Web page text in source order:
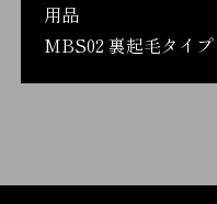
用品
MBS02 裏起毛タイ